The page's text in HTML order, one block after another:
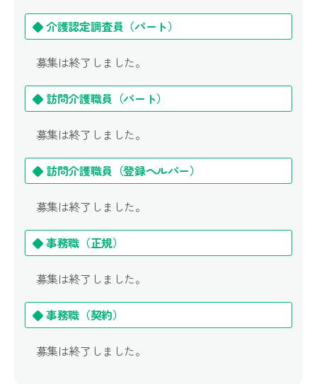
◆ 介護認定調査員（パート）
募集は終了しました。
◆ 訪問介護職員（パート）
募集は終了しました。
◆ 訪問介護職員（登録ヘルパー）
募集は終了しました。
◆ 事務職（正規）
募集は終了しました。
◆ 事務職（契約）
募集は終了しました。